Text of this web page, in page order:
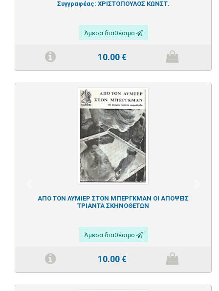
Συγγραφέας: ΧΡΙΣΤΟΠΟΥΛΟΣ ΚΩΝΣΤ.
Άμεσα διαθέσιμο
10.00€
ΑΠΟ ΤΟΝ ΛΥΜΙΕΡ ΣΤΟΝ ΜΠΕΡΓΚΜΑΝ ΟΙ ΑΠΟΨΕΙΣ
ΤΡΙΑΝΤΑ ΣΚΗΝΟΘΕΤΩΝ
Άμεσα διαθέσιμο
10.00€